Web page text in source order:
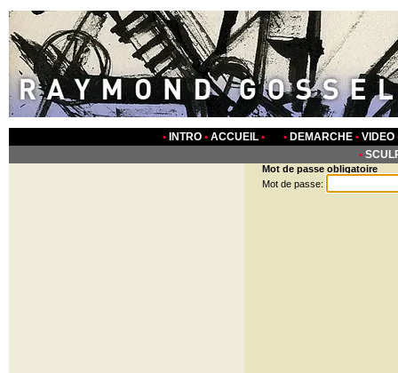
• INTRO• ACCUEIL• • DEMARCHE• VIDEO
•
Mot de passe obligatoire
Mot de passe: